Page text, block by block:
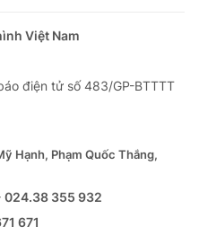
Việt Nam
điện tử số 483/GP-BTTTT
Hạnh, Phạm Quốc Thắng,
024.38 355 932
671